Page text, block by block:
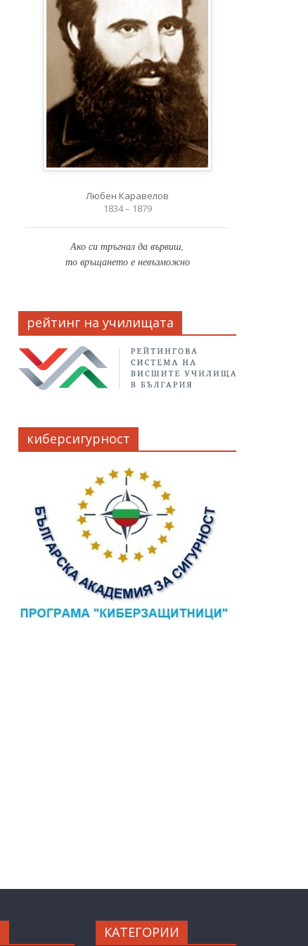
Любен Каравелов
1834 – 1879
Ако си тръгнал да вървиш,
то връщането е невъзможно
рейтинг на училищата
киберсигурност
КАТЕГОРИИ